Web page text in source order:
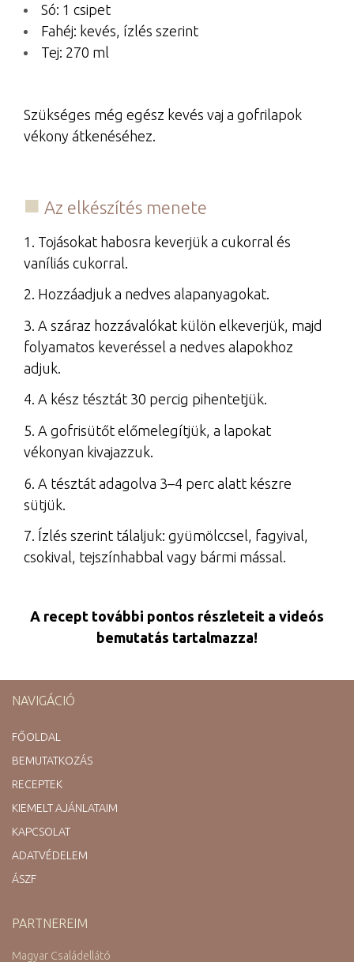
Só: 1 csipet
Fahéj: kevés, ízlés szerint
Tej: 270 ml
Szükséges még egész kevés vaj a gofrilapok
vékony átkenéséhez.
Az elkészítés menete
1. Tojásokat habosra keverjük a cukorral és
vaníliás cukorral.
2. Hozzáadjuk a nedves alapanyagokat.
3. A száraz hozzávalókat külön elkeverjük, majd
folyamatos keveréssel a nedves alapokhoz
adjuk.
4. A kész tésztát 30 percig pihentetjük.
5. A gofrisütőt előmelegítjük, a lapokat
vékonyan kivajazzuk.
6. A tésztát adagolva 3–4 perc alatt készre
sütjük.
7. Ízlés szerint tálaljuk: gyümölccsel, fagyival,
csokival, tejszínhabbal vagy bármi mással.
A recept további pontos részleteit a videós
bemutatás tartalmazza!
NAVIGÁCIÓ
FŐOLDAL
BEMUTATKOZÁS
RECEPTEK
KIEMELT AJÁNLATAIM
KAPCSOLAT
ADATVÉDELEM
ÁSZF
PARTNEREIM
Magyar Családellátó